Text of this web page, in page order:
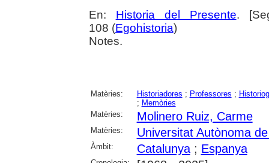
En: Historia del Presente.
108 (Egohistoria)
Notes.
Matèries: Historiadores ; Professores ;
; Memòries
Matèries:
Molinero Ruiz, Carme
Matèries: Universitat Autònoma
Àmbit: Catalunya; Espanya